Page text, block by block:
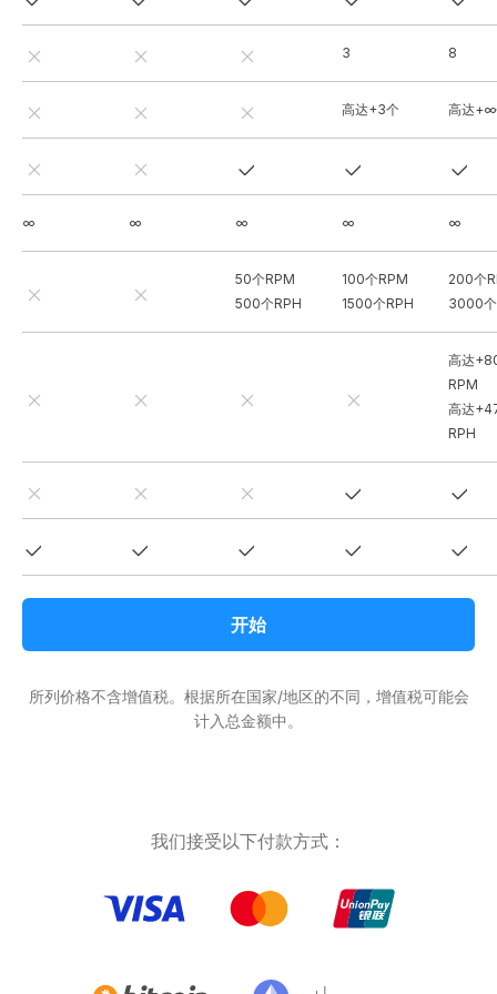
3 8
高达+3个 高达
∞ ∞ ∞ ∞ ∞
50个RPM
500个RPH
100个RPM
1500个RPH
200个
3000
高达
RPM
高达
RPH
开始
所列价格不含增值税。根据所在国家/地区的不同，增值税可能会
计入总金额中。
我们接受以下付款方式：